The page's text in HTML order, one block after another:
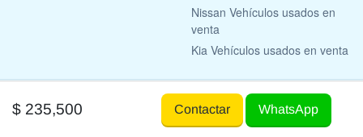
$ 235,500 Contactar WhatsApp
Nissan Vehículos usados en
venta
Kia Vehículos usados en venta
Copyright © 2009 - 2026 AutoList.mx All rights reserved.
Terms Of Use